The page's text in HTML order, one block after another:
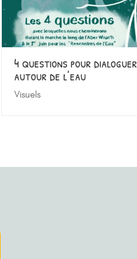
4 questions pour dialoguer
autour de l’eau
Visuels